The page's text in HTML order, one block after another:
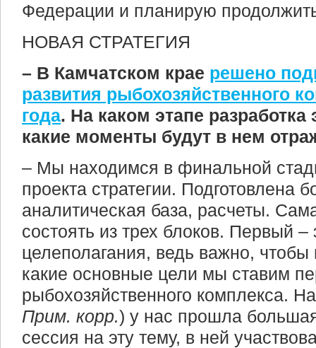
Федерации и планирую
НОВАЯ СТРАТЕГИЯ
– В Камчатском крае решено
развития рыбохозяйственного
года. На каком этапе разработка
какие моменты будут в нем
– Мы находимся в финальной
проекта стратегии. Подготовлена
аналитическая база, расчеты.
состоять из трех блоков. Первый –
целеполагания, ведь важно,
какие основные цели мы ставим
рыбохозяйственного комплекса.
Прим. корр.) у нас прошла
сессия на эту тему, в ней